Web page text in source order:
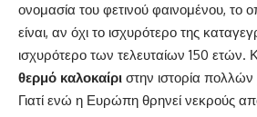
ονομασία του φετινού φαινομένου, το
είναι, αν όχι το ισχυρότερο της
ισχυρότερο των τελευταίων 150 ετών.
θερμό καλοκαίρι στην ιστορία
Γιατί ενώ η Ευρώπη θρηνεί νεκρούς